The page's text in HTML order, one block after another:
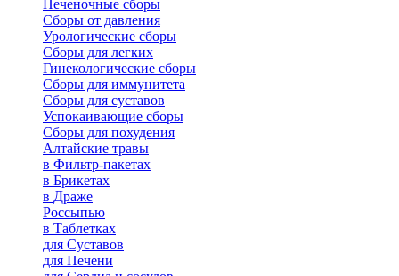
Печеночные сборы
Сборы от давления
Урологические сборы
Сборы для легких
Гинекологические сборы
Сборы для иммунитета
Сборы для суставов
Успокаивающие сборы
Сборы для похудения
Алтайские травы
в Фильтр-пакетах
в Брикетах
в Драже
Россыпью
в Таблетках
для Cуставов
для Печени